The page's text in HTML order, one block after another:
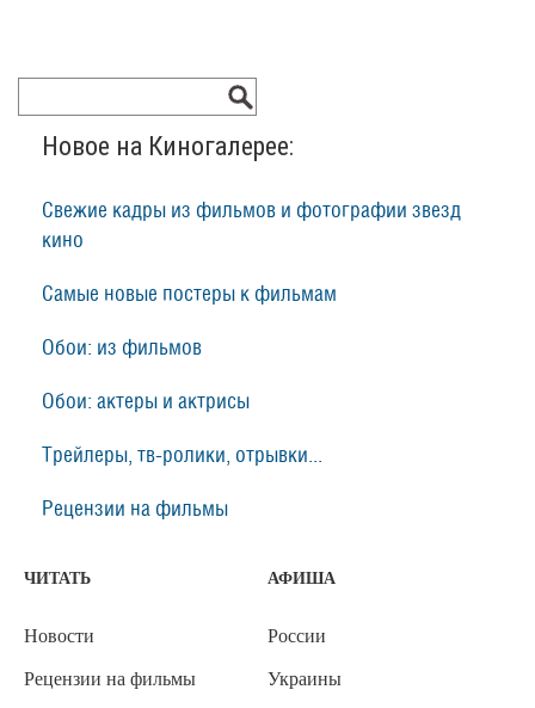
Новое на Киногалерее:
Свежие кадры из фильмов и фотографии звезд
кино
Самые новые постеры к фильмам
Обои: из фильмов
Обои: актеры и актрисы
Трейлеры, тв-ролики, отрывки...
Рецензии на фильмы
ЧИТАТЬ
Новости
Рецензии на фильмы
АФИША
России
Украины